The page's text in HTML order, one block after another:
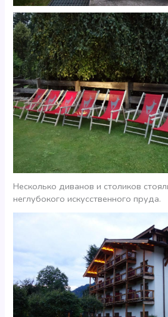
Несколько диванов и столиков
неглубокого искусственного пруда.